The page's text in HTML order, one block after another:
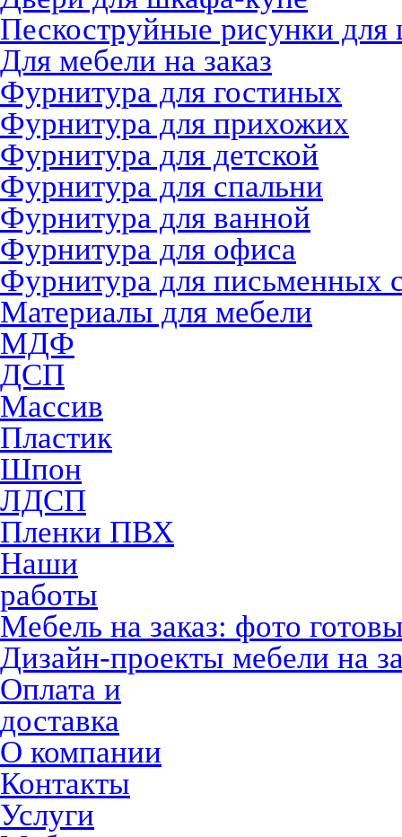
Пескоструйные рисунки
Для мебели на заказ
Фурнитура для гостиных
Фурнитура для прихожих
Фурнитура для детской
Фурнитура для спальни
Фурнитура для ванной
Фурнитура для офиса
Фурнитура для письменных
Материалы для мебели
МДФ
ДСП
Массив
Пластик
Шпон
ЛДСП
Пленки ПВХ
Наши
работы
Мебель на заказ: фото
Дизайн-проекты мебели на
Оплата и
доставка
О компании
Контакты
Услуги